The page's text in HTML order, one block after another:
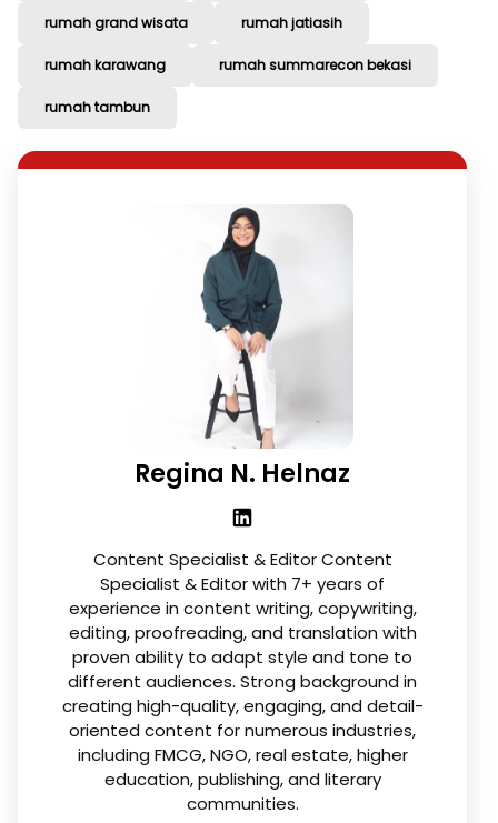
rumah grand wisata rumah jatiasih
rumah karawang rumah summarecon bekasi
rumah tambun
Regina N. Helnaz
Content Specialist & Editor Content
Specialist & Editor with 7+ years of
experience in content writing, copywriting,
editing, proofreading, and translation with
proven ability to adapt style and tone to
different audiences. Strong background in
creating high-quality, engaging, and detail-
oriented content for numerous industries,
including FMCG, NGO, real estate, higher
education, publishing, and literary
communities.